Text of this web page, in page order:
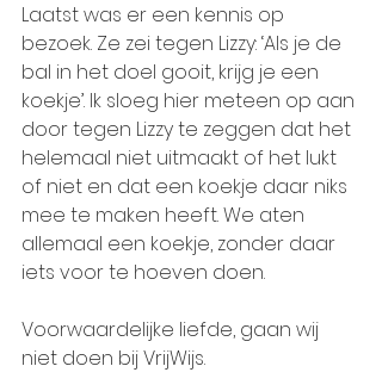
Laatst was er een kennis op
bezoek. Ze zei tegen Lizzy: ‘Als je de
bal in het doel gooit, krijg je een
koekje’. Ik sloeg hier meteen op aan
door tegen Lizzy te zeggen dat het
helemaal niet uitmaakt of het lukt
of niet en dat een koekje daar niks
mee te maken heeft. We aten
allemaal een koekje, zonder daar
iets voor te hoeven doen.
Voorwaardelijke liefde, gaan wij
niet doen bij VrijWijs.